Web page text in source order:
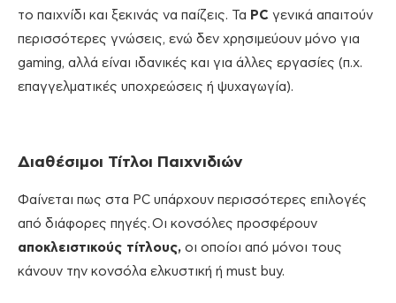
το παιχνίδι και ξεκινάς να παίζεις. Τα PC γενικά απαιτούν
περισσότερες γνώσεις, ενώ δεν χρησιμεύουν μόνο για
gaming, αλλά είναι ιδανικές και για άλλες εργασίες (π.χ.
επαγγελματικές υποχρεώσεις ή ψυχαγωγία).
Διαθέσιμοι Τίτλοι Παιχνιδιών
Φαίνεται πως στα PC υπάρχουν περισσότερες επιλογές
από διάφορες πηγές. Οι κονσόλες προσφέρουν
αποκλειστικούς τίτλους, οι οποίοι από μόνοι τους
κάνουν την κονσόλα ελκυστική ή must buy.